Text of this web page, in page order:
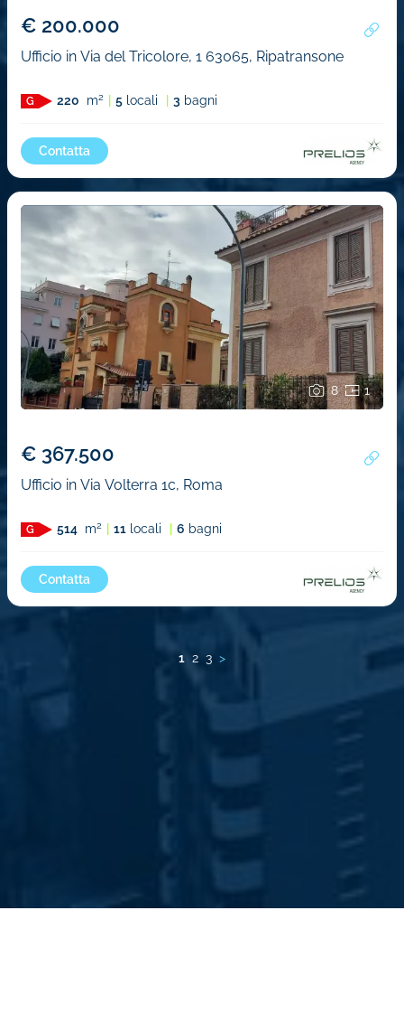
€ 200.000
Ufficio in Via del Tricolore, 1 63065, Ripatransone
G 220 m2 5 locali 3 bagni
Contatta
8 1
€ 367.500
Ufficio in Via Volterra 1c, Roma
G 514 m2 11 locali 6 bagni
Contatta
1 2 3 >